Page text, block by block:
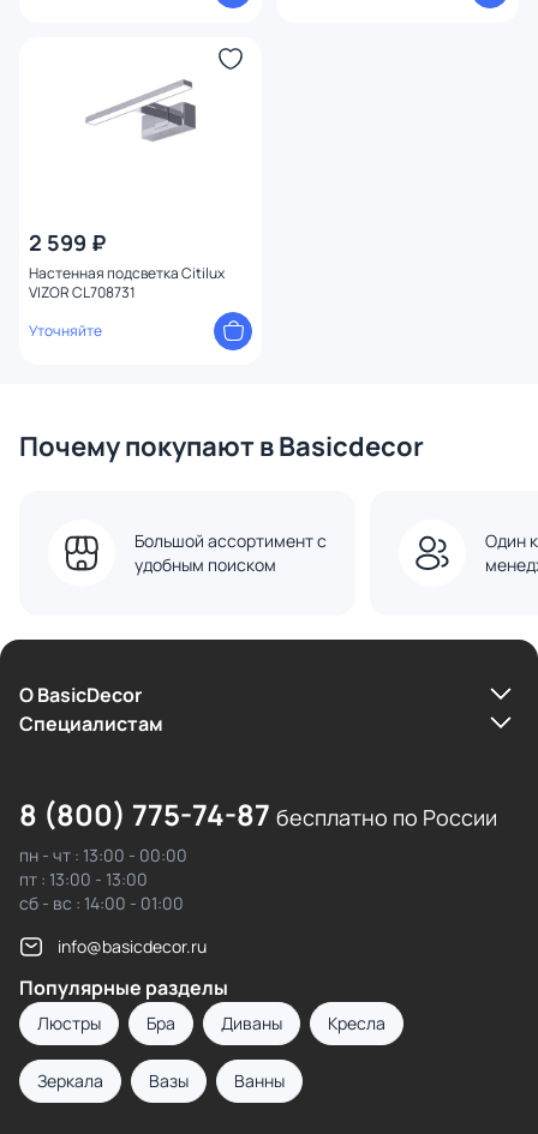
2 599 ₽
Настенная подсветка Citilux
VIZOR CL708731
Уточняйте
Почему покупают в Basicdecor
Большой ассортимент с
удобным поиском
Один
О BasicDecor
Cпециалистам
8 (800) 775-74-87 бесплатно по России
пн - чт : 13:00 - 00:00
пт : 13:00 - 13:00
сб - вс : 14:00 - 01:00
info@basicdecor.ru
Популярные разделы
Люстры Бра Диваны Кресла
Зеркала Вазы Ванны